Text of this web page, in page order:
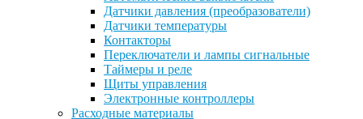
Датчики давления (преобразователи)
Датчики температуры
Контакторы
Переключатели и лампы сигнальные
Таймеры и реле
Щиты управления
Электронные контроллеры
Расходные материалы